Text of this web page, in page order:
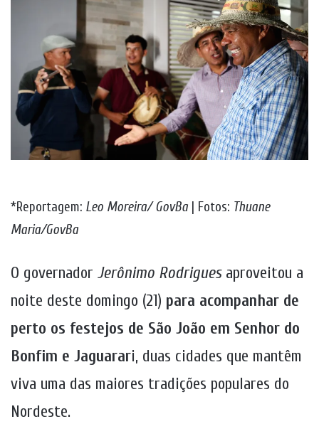
*Reportagem: Leo Moreira/ GovBa | Fotos: Thuane
Maria/GovBa
O governador Jerônimo Rodrigues aproveitou a
noite deste domingo (21) para acompanhar de
perto os festejos de São João em Senhor do
Bonfim e Jaguarari, duas cidades que mantêm
viva uma das maiores tradições populares do
Nordeste.